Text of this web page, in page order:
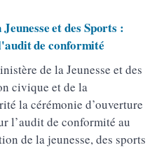
et des Sports :
de conformité
de la Jeunesse et des
civique et de la
la cérémonie d’ouverture
l’audit de conformité au
de la jeunesse, des sports